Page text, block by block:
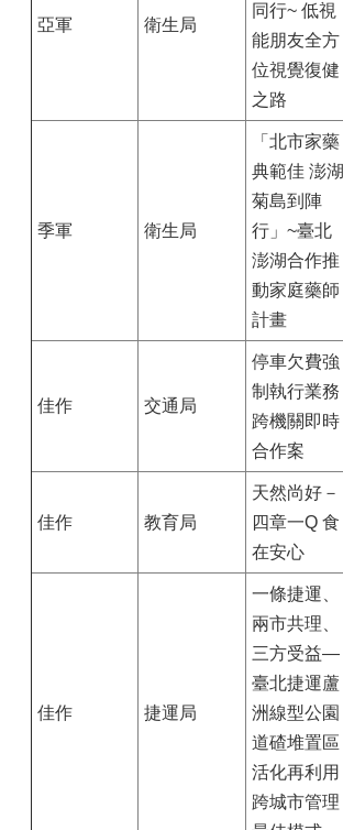
亞軍 衛生局
同行~ 低視
能朋友全方
位視覺復健
之路
季軍 衛生局
「北市家藥
典範佳 澎湖
菊島到陣
行」~臺北
澎湖合作推
動家庭藥師
計畫
佳作 交通局
停車欠費強
制執行業務
跨機關即時
合作案
佳作 教育局
天然尚好－
四章一Q 食
在安心
佳作 捷運局
一條捷運、
兩市共理、
三方受益—
臺北捷運蘆
洲線型公園
道碴堆置區
活化再利用
跨城市管理